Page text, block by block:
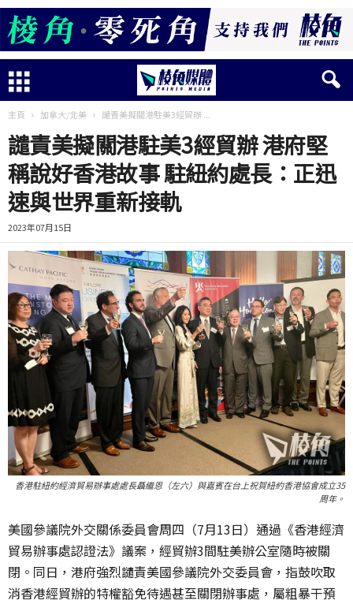
主頁 加拿大/北美 譴責美擬關港駐美3經貿辦 ...
譴責美擬關港駐美3經貿辦 港府堅
稱說好香港故事 駐紐約處長：正迅
速與世界重新接軌
2023年07月15日
香港駐紐約經濟貿易辦事處處長聶繼恩（左六）與嘉賓在台上祝賀紐約香港協會成立35
周年。
美國參議院外交關係委員會周四（7月13日）通過《香港經濟
貿易辦事處認證法》議案，經貿辦3間駐美辦公室隨時被關
閉。同日，港府強烈譴責美國參議院外交委員會，指鼓吹取
消香港經貿辦的特權豁免待遇甚至關閉辦事處，屬粗暴干預